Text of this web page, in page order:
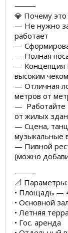
⸻
💎 Почему
— Не нужно
работает
—
— Полная
— Концепция
высоким чеком
— Отличная
метров от
— Работайте
от жилых
— Сцена,
музыкальные
— Пивной
(можно
⸻
📐 Параметры:
• Площадь —
• Основной
• Летняя
• Гос. аренда